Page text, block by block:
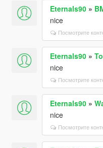
Eternals90»
nice
Посмотрите
Eternals90»
nice
Посмотрите
Eternals90»
nice
Посмотрите